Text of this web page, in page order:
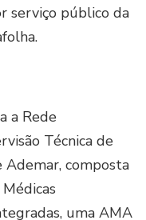
serviço público da
a Rede
Técnica de
Ademar, composta
uma AMA